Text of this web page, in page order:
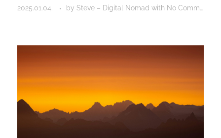
2025.01.04. by Steve – Digital Nomad with No Comment